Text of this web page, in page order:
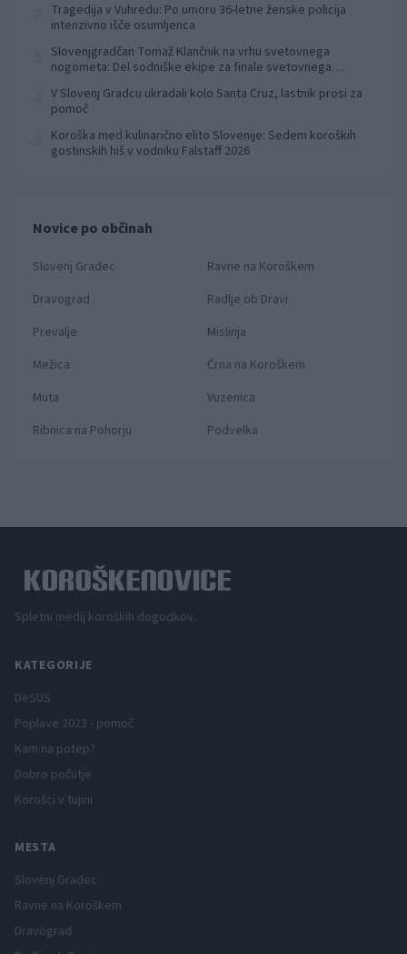
Tragedija v Vuhredu: Po umoru 36-letne ženske policija
intenzivno išče osumljenca
Slovenjgradčan Tomaž Klančnik na vrhu svetovnega
nogometa: Del sodniške ekipe za finale svetovnega
V Slovenj Gradcu ukradali kolo Santa Cruz, lastnik prosi za
pomoč
Koroška med kulinarično elito Slovenije: Sedem koroških
gostinskih hiš v vodniku Falstaff 2026
Novice po občinah
Slovenj Gradec
Ravne na Koroškem
Dravograd
Radlje ob Dravi
Prevalje
Mislinja
Mežica
Črna na Koroškem
Muta
Vuzenica
Ribnica na Pohorju
Podvelka
Spletni medij koroških dogodkov.
KATEGORIJE
DeSUS
Poplave 2023 - pomoč
Kam na potep?
Dobro počutje
Korošci v tujini
MESTA
Slovenj Gradec
Ravne na Koroškem
Dravograd